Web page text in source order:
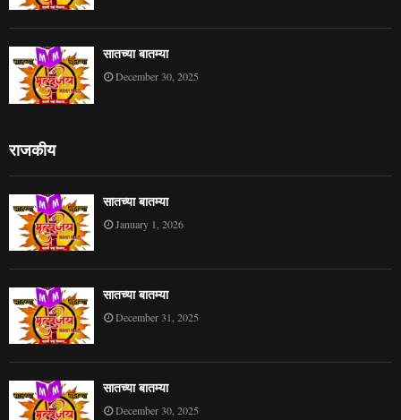
सातच्या बातम्या
December 30, 2025
राजकीय
सातच्या बातम्या
January 1, 2026
सातच्या बातम्या
December 31, 2025
सातच्या बातम्या
December 30, 2025